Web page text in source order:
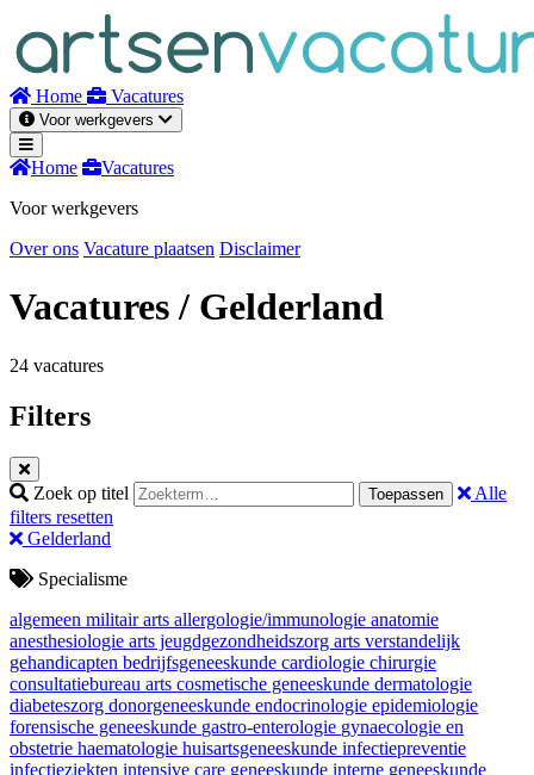
inhoud
Home Vacatures
Voor werkgevers
Home
Vacatures
Voor werkgevers
Over ons Vacature plaatsen Disclaimer
Vacatures/ Gelderland
24 vacatures
Filters
Zoek op titel Toepassen
Alle
filters resetten
Gelderland
Specialisme
algemeen militair arts allergologie/immunologie anatomie
anesthesiologie arts jeugdgezondheidszorg arts verstandelijk
gehandicapten bedrijfsgeneeskunde cardiologie chirurgie
consultatiebureau arts cosmetische geneeskunde dermatologie
diabeteszorg donorgeneeskunde endocrinologie epidemiologie
forensische geneeskunde gastro-enterologie gynaecologie en
obstetrie haematologie huisartsgeneeskunde infectiepreventie
infectieziekten intensive care geneeskunde interne geneeskunde